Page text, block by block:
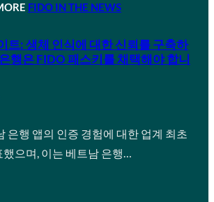
FIDO IN THE NEWS
트: 생체 인식에 대한 신뢰를 구축하
행은 FIDO 패스키를 채택해야 합니
은행 앱의 인증 경험에 대한 업계 최초
으며, 이는 베트남 은행…